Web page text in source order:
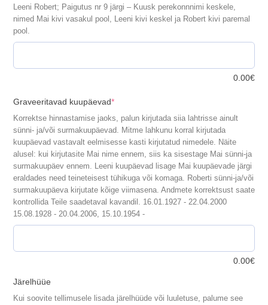
Leeni Robert; Paigutus nr 9 järgi – Kuusk perekonnnimi keskele,
nimed Mai kivi vasakul pool, Leeni kivi keskel ja Robert kivi paremal
pool.
0.00€
Graveeritavad kuupäevad*(required)
Korrektse hinnastamise jaoks, palun kirjutada siia lahtrisse ainult
sünni- ja/või surmakuupäevad. Mitme lahkunu korral kirjutada
kuupäevad vastavalt eelmisesse kasti kirjutatud nimedele. Näite
alusel: kui kirjutasite Mai nime ennem, siis ka sisestage Mai sünni-ja
surmakuupäev ennem. Leeni kuupäevad lisage Mai kuupäevade järgi
eraldades need teineteisest tühikuga või komaga. Roberti sünni-ja/või
surmakuupäeva kirjutate kõige viimasena. Andmete korrektsust saate
kontrollida Teile saadetaval kavandil. 16.01.1927 - 22.04.2000
15.08.1928 - 20.04.2006, 15.10.1954 -
0.00€
Järelhüüe
Kui soovite tellimusele lisada järelhüüde või luuletuse, palume see